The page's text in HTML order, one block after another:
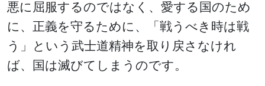
悪に屈服するのではなく、愛する国のため
に、正義を守るために、「戦うべき時は戦
う」という武士道精神を取り戻さなけれ
ば、国は滅びてしまうのです。